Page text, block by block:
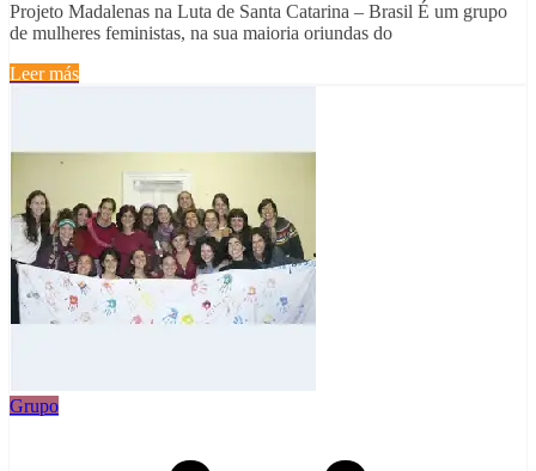
Projeto Madalenas na Luta de Santa Catarina – Brasil É um grupo
de mulheres feministas, na sua maioria oriundas do
Leer más
Grupo